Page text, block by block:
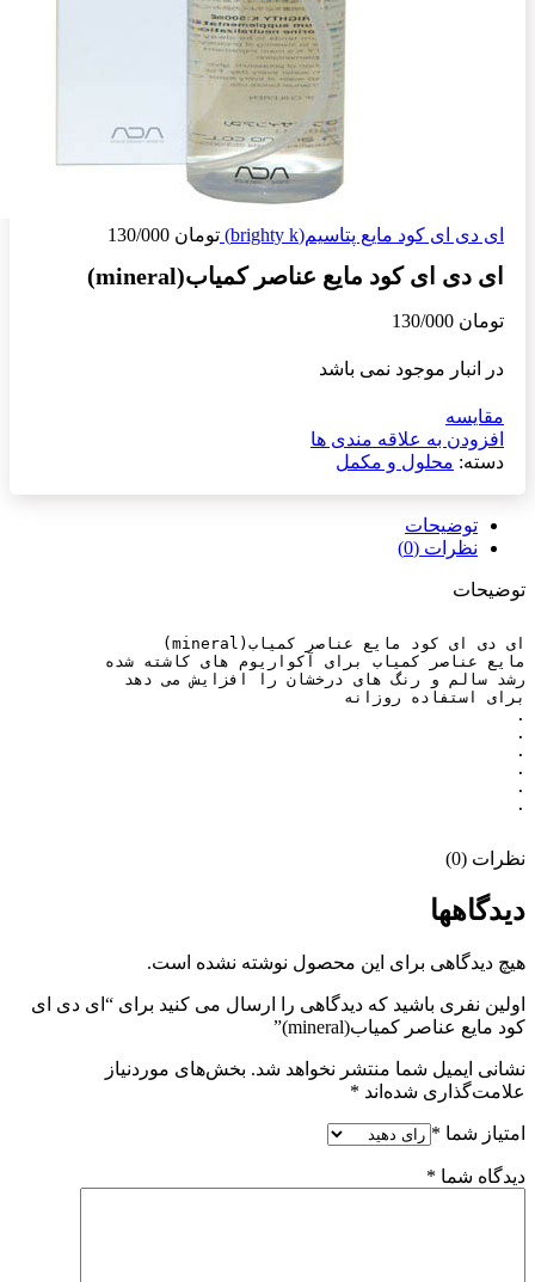
ای دی ای کود مایع پتاسیم(brighty k) تومان
ای دی ای کود مایع عناصر کمیاب(mineral)
تومان
در انبار موجود نمی باشد
مقایسه
افزودن به علاقه مندی ها
دسته: محلول و مکمل
توضیحات
نظرات (0)
توضیحات
نظرات (0)
دیدگاهها
هیچ دیدگاهی برای این محصول نوشته نشده است.
اولین نفری باشید که دیدگاهی را ارسال می کنید برای “ای دی ای
کود مایع عناصر کمیاب(mineral)”
نشانی ایمیل شما منتشر نخواهد شد. بخش‌های موردنیاز
علامت‌گذاری شده‌اند *
امتیاز شما *
دیدگاه شما *